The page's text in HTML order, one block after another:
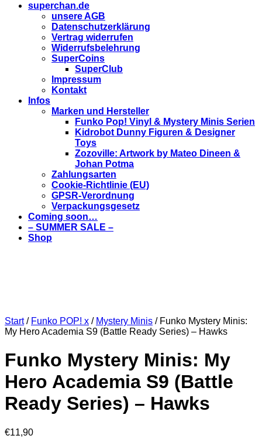
superchan.de
unsere AGB
Datenschutzerklärung
Vertrag widerrufen
Widerrufsbelehrung
SuperCoins
SuperClub
Impressum
Kontakt
Infos
Marken und Hersteller
Funko Pop! Vinyl & Mystery Minis Serien
Kidrobot Dunny Figuren & Designer
Toys
Zozoville: Artwork by Mateo Dineen &
Johan Potma
Zahlungsarten
Cookie-Richtlinie (EU)
GPSR-Verordnung
Verpackungsgesetz
Coming soon…
– SUMMER SALE –
Shop
Start/ Funko POP! x / Mystery Minis / Funko Mystery Minis:
My Hero Academia S9 (Battle Ready Series) – Hawks
Funko Mystery Minis: My
Hero Academia S9 (Battle
Ready Series) – Hawks
€11,90